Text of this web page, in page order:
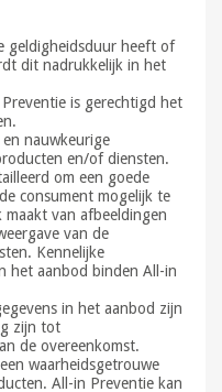
geldigheidsduur heeft of
dit nadrukkelijk in het
is gerechtigd het
nauwkeurige
en/of diensten.
om een goede
consument mogelijk te
van afbeeldingen
van de
Kennelijke
het aanbod binden All-in
in het aanbod zijn
zijn tot
de overeenkomst.
waarheidsgetrouwe
All-in Preventie kan